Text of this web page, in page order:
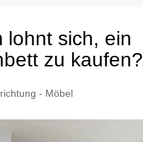
lohnt sich, ein
zu kaufen?
- Möbel